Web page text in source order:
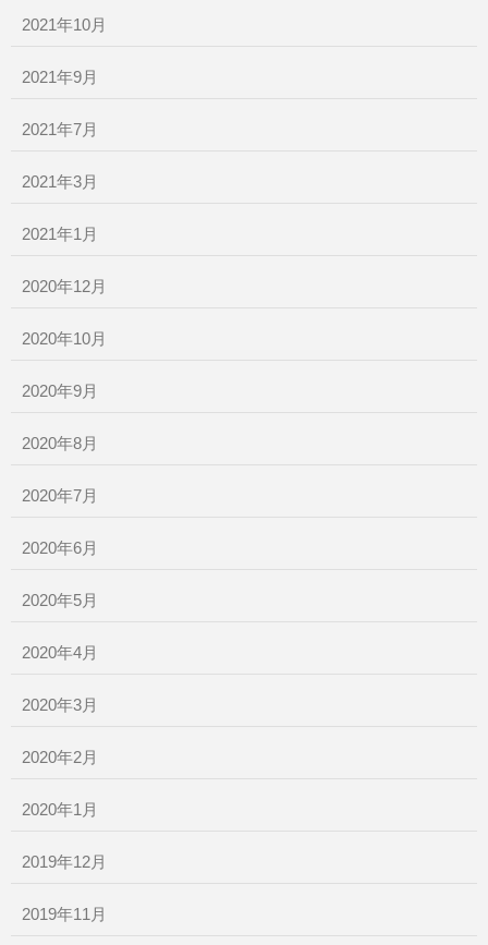
2021年10月
2021年9月
2021年7月
2021年3月
2021年1月
2020年12月
2020年10月
2020年9月
2020年8月
2020年7月
2020年6月
2020年5月
2020年4月
2020年3月
2020年2月
2020年1月
2019年12月
2019年11月